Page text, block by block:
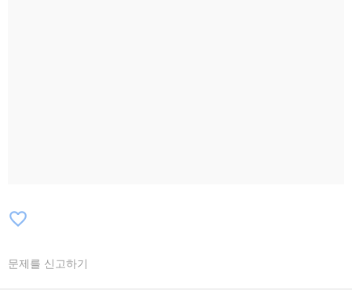
favorite_border
문제를 신고하기